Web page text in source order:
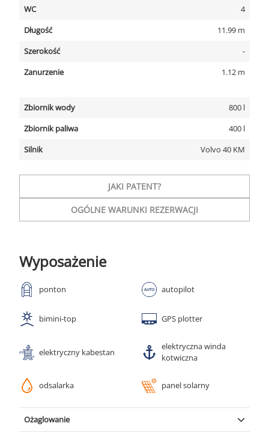
WC
4
Długość
11.99 m
Szerokość
-
Zanurzenie
1.12 m
Zbiornik wody
800 l
Zbiornik paliwa
400 l
Silnik
Volvo 40 KM
JAKI PATENT?
OGÓLNE WARUNKI REZERWACJI
Wyposażenie
ponton autopilot
bimini-top GPS plotter
elektryczny kabestan
elektryczna winda
kotwiczna
odsalarka panel solarny
Ożaglowanie